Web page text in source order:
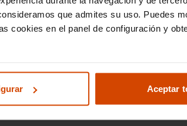
que admites su uso. Puedes
cookies en el panel de configuración y
Aceptar
Feel y Shine, cada uno con su
control de crucero adaptativo,
asientos delanteros
de conducción y confort a bordo.